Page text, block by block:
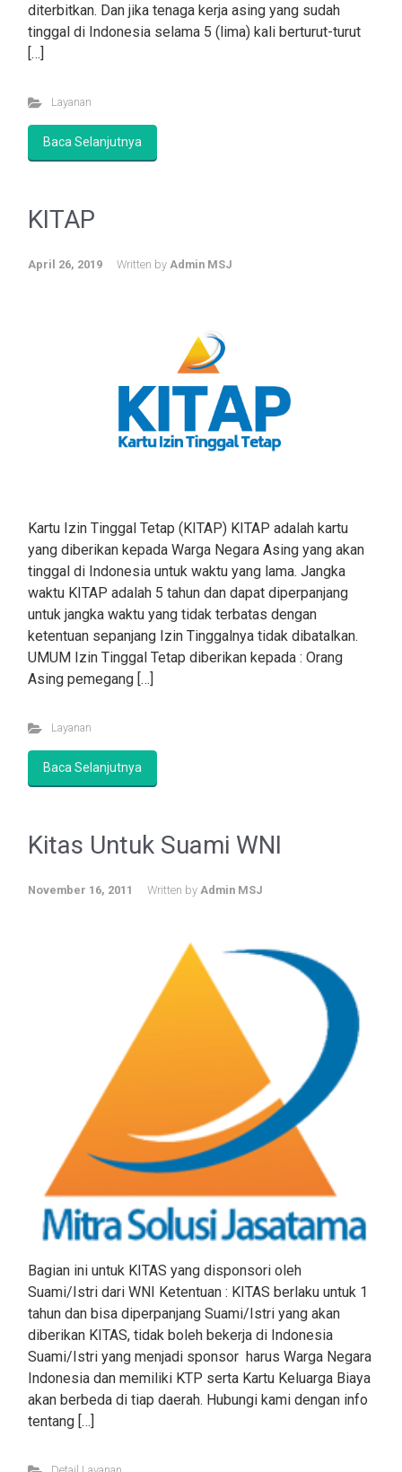
diterbitkan. Dan jika tenaga kerja asing yang sudah
tinggal di Indonesia selama 5 (lima) kali berturut-turut
[…]
Layanan
Baca Selanjutnya
KITAP
April 26, 2019 Written by Admin MSJ
Kartu Izin Tinggal Tetap (KITAP) KITAP adalah kartu
yang diberikan kepada Warga Negara Asing yang akan
tinggal di Indonesia untuk waktu yang lama. Jangka
waktu KITAP adalah 5 tahun dan dapat diperpanjang
untuk jangka waktu yang tidak terbatas dengan
ketentuan sepanjang Izin Tinggalnya tidak dibatalkan.
UMUM Izin Tinggal Tetap diberikan kepada : Orang
Asing pemegang […]
Layanan
Baca Selanjutnya
Kitas Untuk Suami WNI
November 16, 2011 Written by Admin MSJ
Bagian ini untuk KITAS yang disponsori oleh
Suami/Istri dari WNI Ketentuan : KITAS berlaku untuk 1
tahun dan bisa diperpanjang Suami/Istri yang akan
diberikan KITAS, tidak boleh bekerja di Indonesia
Suami/Istri yang menjadi sponsor harus Warga Negara
Indonesia dan memiliki KTP serta Kartu Keluarga Biaya
akan berbeda di tiap daerah. Hubungi kami dengan info
tentang […]